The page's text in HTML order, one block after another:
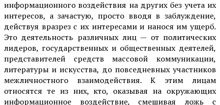
информационного воздействия на других без учета их
интересов, а зачастую, просто вводя в заблуждение,
действуя вразрез с их интересами и нанося им ущерб.
Это деятельность различных лиц — от политических
лидеров, государственных и общественных деятелей,
представителей средств массовой коммуникации,
литературы и искусства, до повседневных участников
межличностного взаимодействия. К этим лицам
относятся те из них, кто, оказывая на окружающих
информационное воздействие, смешивая ложь с